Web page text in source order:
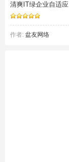
清爽IT绿企业自适应
作者: 盆友网络